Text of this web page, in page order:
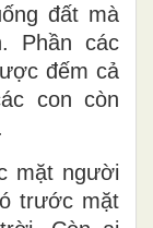
đất mà
Phần các
đếm cả
con còn
mặt người
trước mặt